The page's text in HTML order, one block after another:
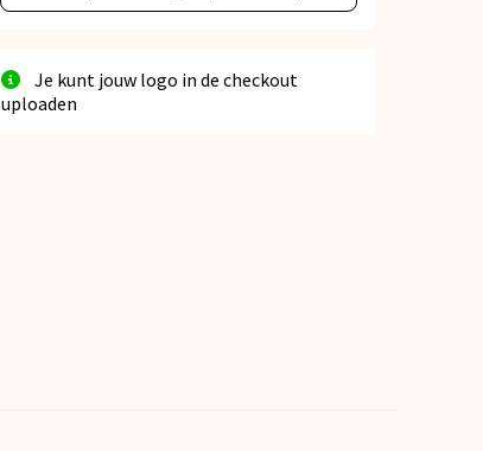
Je kunt jouw logo in de checkout
uploaden